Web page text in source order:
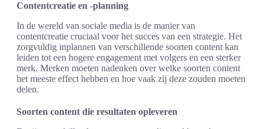
Contentcreatie en -planning
In de wereld van sociale media is de manier van
contentcreatie cruciaal voor het succes van een strategie. Het
zorgvuldig inplannen van verschillende soorten content kan
leiden tot een hogere engagement met volgers en een sterker
merk. Merken moeten nadenken over welke soorten content
het meeste effect hebben en hoe vaak zij deze zouden moeten
delen.
Soorten content die resultaten opleveren